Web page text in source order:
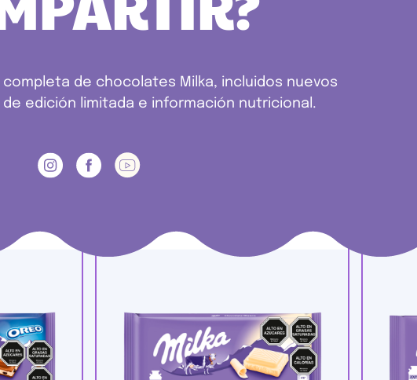
de chocolates Milka, incluidos nuevos
edición limitada e información nutricional.